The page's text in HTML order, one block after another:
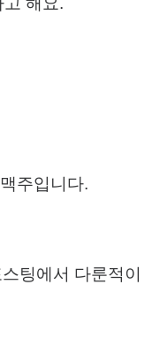
주입니다.
팅에서 다룬적이